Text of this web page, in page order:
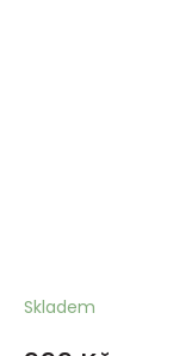
Skladem